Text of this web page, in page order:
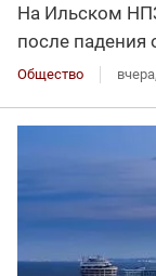
На Ильском
после
Общество